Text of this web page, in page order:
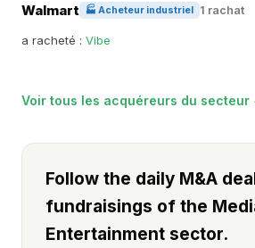
Walmart 🏭 Acheteur industriel 1 rachat
a racheté : Vibe
Voir tous les acquéreurs du secteur
Follow the daily M&A
fundraisings of the
Entertainment sector.